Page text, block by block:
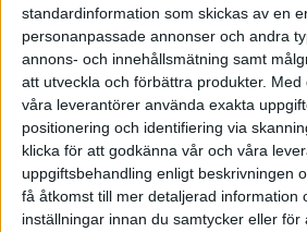
standardinformation som skickas av en
personanpassade annonser och andra
annons- och innehållsmätning samt
att utveckla och förbättra produkter. Med
våra leverantörer använda exakta
positionering och identifiering via
klicka för att godkänna vår och våra
uppgiftsbehandling enligt beskrivningen
få åtkomst till mer detaljerad information
inställningar innan du samtycker eller för
Samtidigt lyfts lantbrukets roll som
verksamhet fram. Jord- och
grundläggande för Sveriges
bara livsmedel utan även förnybar
ekosystemtjänster.
cirka 140 000 personer, bidrar
landsbygden levande.